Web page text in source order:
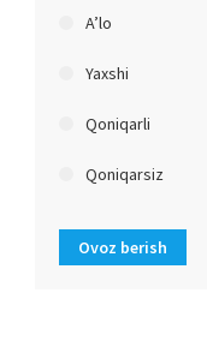
A’lo
Yaxshi
Qoniqarli
Qoniqarsiz
Ovoz berish